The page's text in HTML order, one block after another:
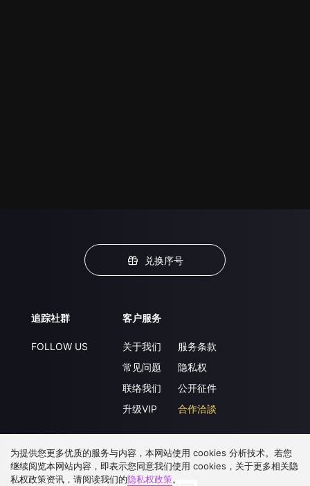
兑换序号
追踪社群
FOLLOW US
客户服务
关于我们
常见问题
联络我们
升级VIP
服务条款
隐私权
公开征件
合作洽談
下载 APP
为提供您更多优质的服务与内容，本网站使用 cookies 分析技术。若您
继续阅览本网站内容，即表示您同意我们使用 cookies，关于更多相关隐
私权政策资讯，请阅读我们的隐私权政策。